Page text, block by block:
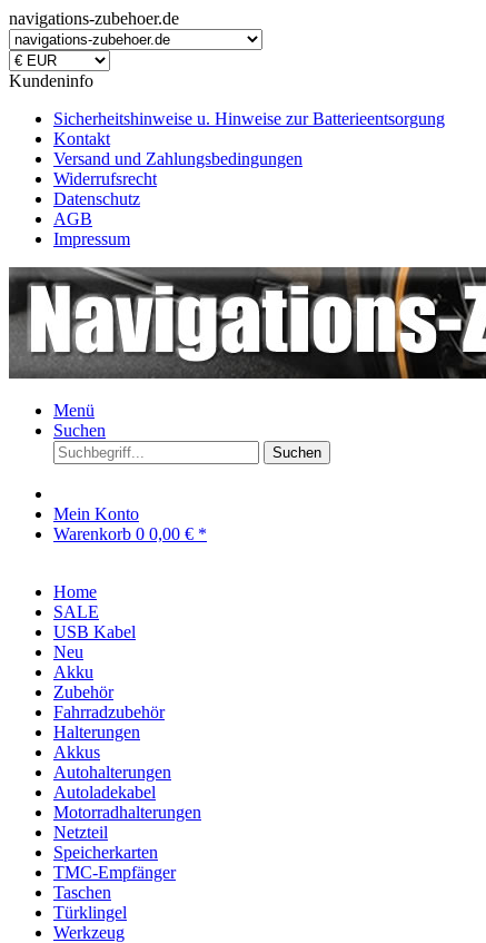
navigations-zubehoer.de
Kundeninfo
Sicherheitshinweise u. Hinweise zur Batterieentsorgung
Kontakt
Versand und Zahlungsbedingungen
Widerrufsrecht
Datenschutz
AGB
Impressum
Menü
Suchen
Suchen
Mein Konto
Warenkorb 0 0,00 € *
Home
SALE
USB Kabel
Neu
Akku
Zubehör
Fahrradzubehör
Halterungen
Akkus
Autohalterungen
Autoladekabel
Motorradhalterungen
Netzteil
Speicherkarten
TMC-Empfänger
Taschen
Türklingel
Werkzeug